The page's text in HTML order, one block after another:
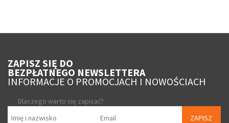
ZAPISZ SIĘ DO
BEZPŁATNEGO NEWSLETTERA
INFORMACJE O PROMOCJACH I NOWOŚCIACH
Dlaczego warto się zapisać?
ZAPISZ